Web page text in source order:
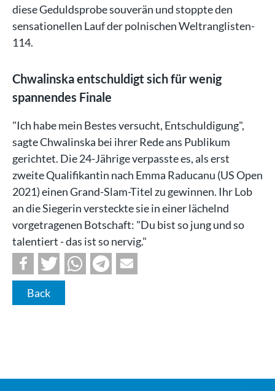
diese Geduldsprobe souverän und stoppte den
sensationellen Lauf der polnischen Weltranglisten-
114.
Chwalinska entschuldigt sich für wenig
spannendes Finale
"Ich habe mein Bestes versucht, Entschuldigung",
sagte Chwalinska bei ihrer Rede ans Publikum
gerichtet. Die 24-Jährige verpasste es, als erst
zweite Qualifikantin nach Emma Raducanu (US Open
2021) einen Grand-Slam-Titel zu gewinnen. Ihr Lob
an die Siegerin versteckte sie in einer lächelnd
vorgetragenen Botschaft: "Du bist so jung und so
talentiert - das ist so nervig."
Back